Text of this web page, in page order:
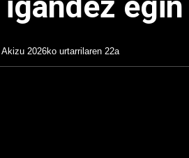
2026ko urtarrilaren 22a